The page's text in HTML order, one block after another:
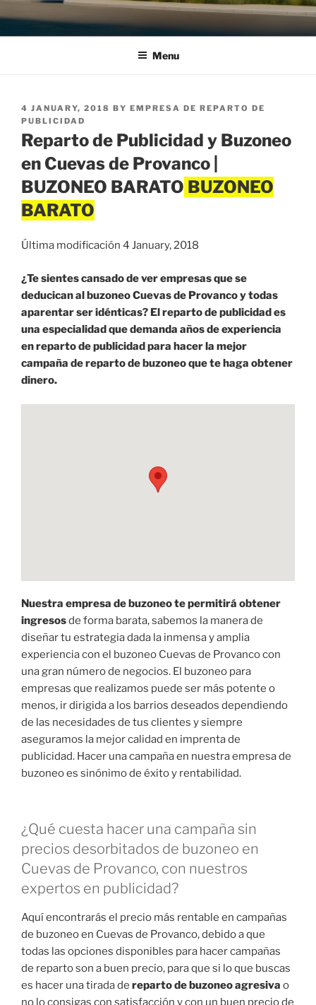
Menu
POSTED
ON
4 JANUARY, 2018 BY EMPRESA DE REPARTO DE
PUBLICIDAD
Reparto de Publicidad y Buzoneo
en Cuevas de Provanco |
BUZONEO BARATO
Última modificación 4 January, 2018
¿Te sientes cansado de ver empresas que se
deducican al buzoneo Cuevas de Provanco y todas
aparentar ser idénticas? El reparto de publicidad es
una especialidad que demanda años de experiencia
en reparto de publicidad para hacer la mejor
campaña de reparto de buzoneo que te haga obtener
dinero.
Nuestra empresa de buzoneo te permitirá obtener
ingresosde forma barata, sabemos la manera de
diseñar tu estrategia dada la inmensa y amplia
experiencia con el buzoneo Cuevas de Provanco con
una gran número de negocios. El buzoneo para
empresas que realizamos puede ser más potente o
menos, ir dirigida a los barrios deseados dependiendo
de las necesidades de tus clientes y siempre
aseguramos la mejor calidad en imprenta de
publicidad. Hacer una campaña en nuestra empresa de
buzoneo es sinónimo de éxito y rentabilidad.
¿Qué cuesta hacer una campaña sin
precios desorbitados de buzoneo en
Cuevas de Provanco, con nuestros
expertos en publicidad?
Aquí encontrarás el precio más rentable en campañas
de buzoneo en Cuevas de Provanco, debido a que
todas las opciones disponibles para hacer campañas
de reparto son a buen precio, para que si lo que buscas
es hacer una tirada de reparto de buzoneo agresiva o
no lo consigas con satisfacción y con un buen precio de